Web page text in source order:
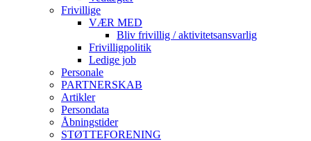
Frivillige
VÆR MED
Bliv frivillig / aktivitetsansvarlig
Frivilligpolitik
Ledige job
Personale
PARTNERSKAB
Artikler
Persondata
Åbningstider
STØTTEFORENING